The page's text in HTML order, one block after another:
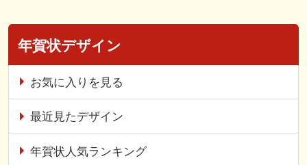
年賀状デザイン
お気に入りを見る
最近見たデザイン
年賀状人気ランキング